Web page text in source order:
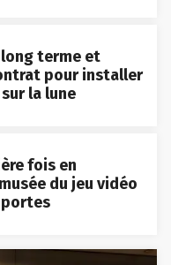
terme et
pour installer
la lune
fois en
du jeu vidéo